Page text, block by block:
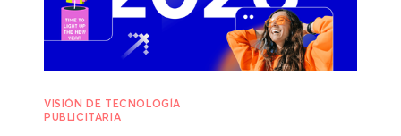
VISIÓN DE TECNOLOGÍA
PUBLICITARIA